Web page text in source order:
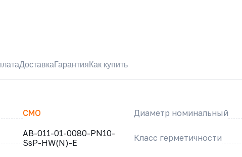
Доставка Гарантия Как купить
CMO Диаметр номинальный
AB-011-01-0080-PN10-
SsP-HW(N)-E
Класс герметичности